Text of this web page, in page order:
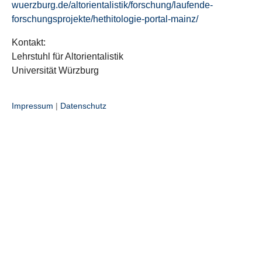
wuerzburg.de/altorientalistik/forschung/laufende-
forschungsprojekte/hethitologie-portal-mainz/
Kontakt:
Lehrstuhl für Altorientalistik
Universität Würzburg
Impressum | Datenschutz